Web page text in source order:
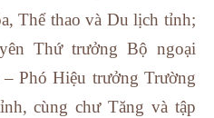
Thể thao và Du lịch tỉnh;
Thứ trưởng Bộ ngoại
Phó Hiệu trưởng Trường
cùng chư Tăng và tập